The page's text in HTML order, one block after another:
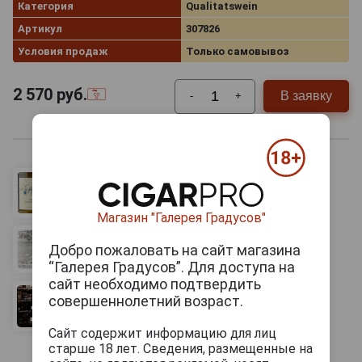
Категория
Qualitatswein
Артикул
307826
Условия продаж
Только самовывоз
2 570 руб. - + В заявку
Магазин "Галерея Градусов"
Добро пожаловать на сайт магазина
“Галерея Градусов”. Для доступа на
сайт необходимо подтвердить
совершеннолетний возраст.
Сайт содержит информацию для лиц
старше 18 лет. Сведения, размещенные на